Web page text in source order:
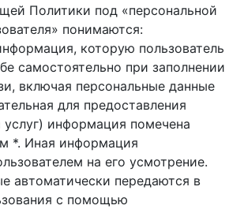
Политики под «персональной
понимаются:
которую пользователь
самостоятельно при заполнении
включая персональные данные
для предоставления
услуг) информация помечена
*. Иная информация
на его усмотрение.
автоматически передаются в
с помощью